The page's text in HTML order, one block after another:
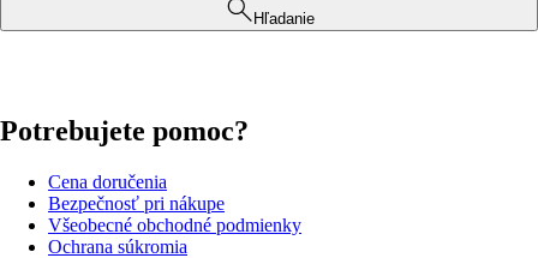
Hľadanie
Potrebujete pomoc?
Cena doručenia
Bezpečnosť pri nákupe
Všeobecné obchodné podmienky
Ochrana súkromia